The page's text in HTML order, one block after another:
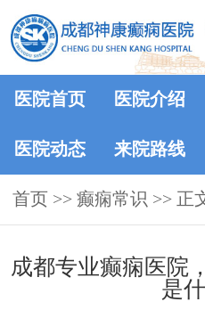
医院首页 医院介绍
医院动态 来院路线
首页 >> 癫痫常识 >> 正
成都专业癫痫医院
是